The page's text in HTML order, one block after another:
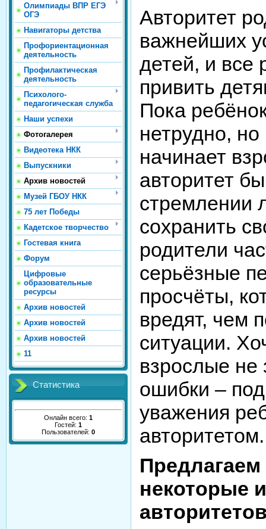
Олимпиады ВПР ЕГЭ
ОГЭ
Навигаторы детства
Профориентационная
деятельность
Профилактическая
деятельность
Психолого-
педагогическая служба
Наши успехи
Фотогалерея
Видеотека НКК
Выпускники
Архив новостей
Музей ГБОУ НКК
75 лет Победы
Кадетское творчество
Гостевая книга
Форум
Цифровые
образовательные
ресурсы
Архив новостей
Архив новостей
Архив новостей
11
Статистика
Онлайн всего: 1
Гостей: 1
Пользователей: 0
Авторитет
важнейших
детей, и все
привить
Пока
нетрудно, но
начинает
авторитет
стремлении
сохранить
родители
серьёзные
просчёты,
вредят, чем
ситуации.
взрослые не
ошибки –
уважения
авторитетом.
некоторые